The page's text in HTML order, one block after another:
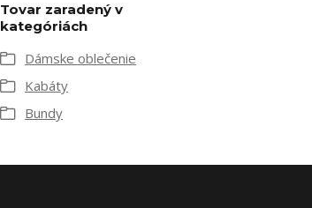
Tovar zaradený v
kategóriách
Dámske oblečenie
Kabáty
Bundy